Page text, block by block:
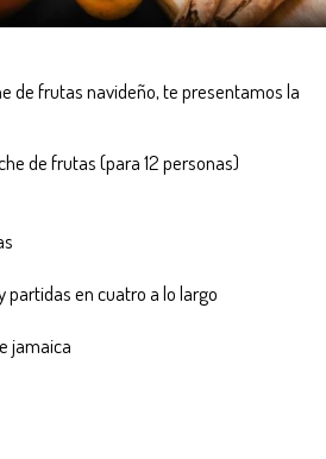
de frutas navideño, te presentamos la
de frutas (para 12 personas)
partidas en cuatro a lo largo
jamaica